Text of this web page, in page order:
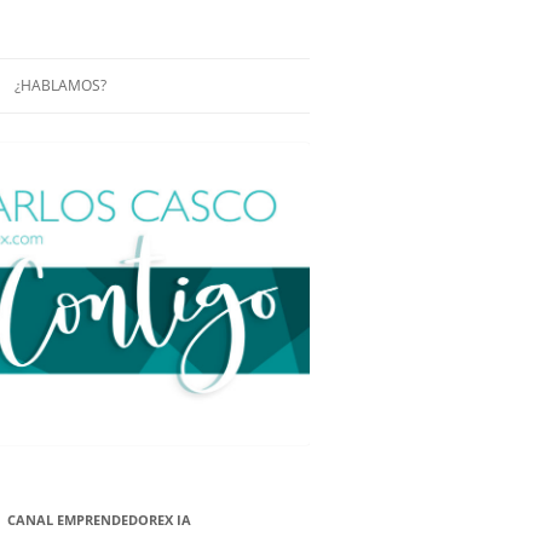
EN
DE
NUEVA
¿HABLAMOS?
CONÓCENOS UN POCO MÁS
CANAL EMPRENDEDOREX IA